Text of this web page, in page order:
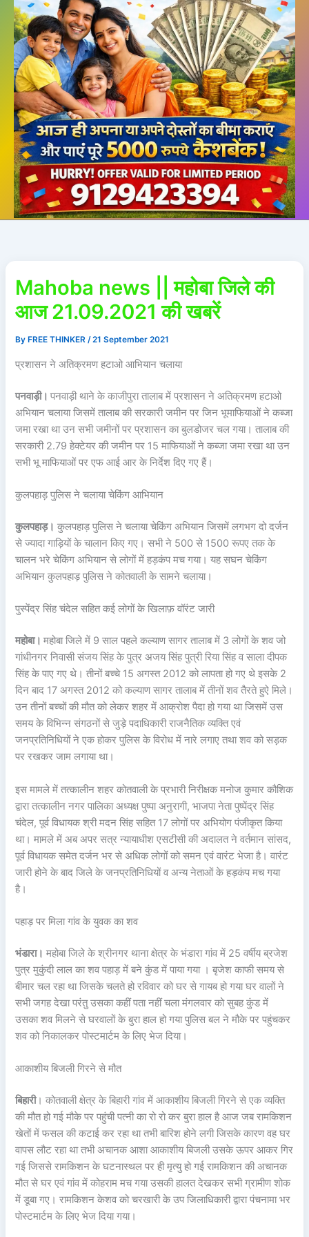
Mahoba news || महोबा जिले की
आज 21.09.2021 की खबरें
By FREE THINKER/21 September 2021
प्रशासन ने अतिक्रमण हटाओ आभियान चलाया
पनवाड़ी।पनवाड़ी थाने के काजीपुरा तालाब में प्रशासन ने अतिक्रमण हटाओ
अभियान चलाया जिसमें तालाब की सरकारी जमीन पर जिन भूमाफियाओं ने कब्जा
जमा रखा था उन सभी जमीनों पर प्रशासन का बुलडोजर चल गया। तालाब की
सरकारी 2.79 हेक्टेयर की जमीन पर 15 माफियाओं ने कब्जा जमा रखा था उन
सभी भू माफियाओं पर एफ आई आर के निर्देश दिए गए हैं।
कुलपहाड़ पुलिस ने चलाया चेकिंग आभियान
कुलपहाड़। कुलपहाड़ पुलिस ने चलाया चेकिंग अभियान जिसमें लगभग दो दर्जन
से ज्यादा गाड़ियों के चालान किए गए। सभी ने 500 से 1500 रूपए तक के
चालन भरे चेकिंग अभियान से लोगों में हड़कंप मच गया। यह सघन चेकिंग
अभियान कुलपहाड़ पुलिस ने कोतवाली के सामने चलाया।
पुस्पेंद्र सिंह चंदेल सहित कई लोगों के खिलाफ़ वॉरंट जारी
महोबा।महोबा जिले में 9 साल पहले कल्याण सागर तालाब में 3 लोगों के शव जो
गांधीनगर निवासी संजय सिंह के पुत्र अजय सिंह पुत्री रिया सिंह व साला दीपक
सिंह के पाए गए थे। तीनों बच्चे 15 अगस्त 2012 को लापता हो गए थे इसके 2
दिन बाद 17 अगस्त 2012 को कल्याण सागर तालाब में तीनों शव तैरते हुऐ मिले।
उन तीनों बच्चों की मौत को लेकर शहर में आक्रोश पैदा हो गया था जिसमें उस
समय के विभिन्न संगठनों से जुड़े पदाधिकारी राजनैतिक व्यक्ति एवं
जनप्रतिनिधियों ने एक होकर पुलिस के विरोध में नारे लगाए तथा शव को सड़क
पर रखकर जाम लगाया था।
इस मामले में तत्कालीन शहर कोतवाली के प्रभारी निरीक्षक मनोज कुमार कौशिक
द्वारा तत्कालीन नगर पालिका अध्यक्ष पुष्पा अनुरागी, भाजपा नेता पुष्पेंद्र सिंह
चंदेल, पूर्व विधायक श्री मदन सिंह सहित 17 लोगों पर अभियोग पंजीकृत किया
था। मामले में अब अपर सत्र न्यायाधीश एसटीसी की अदालत ने वर्तमान सांसद,
पूर्व विधायक समेत दर्जन भर से अधिक लोगों को समन एवं वारंट भेजा है। वारंट
जारी होने के बाद जिले के जनप्रतिनिधियों व अन्य नेताओं के हड़कंप मच गया
है।
पहाड़ पर मिला गांव के युवक का शव
भंडारा। महोबा जिले के श्रीनगर थाना क्षेत्र के भंडारा गांव में 25 वर्षीय ब्रजेश
पुत्र मुकुंदी लाल का शव पहाड़ में बने कुंड में पाया गया । बृजेश काफी समय से
बीमार चल रहा था जिसके चलते हो रविवार को घर से गायब हो गया घर वालों ने
सभी जगह देखा परंतु उसका कहीं पता नहीं चला मंगलवार को सुबह कुंड में
उसका शव मिलने से घरवालों के बुरा हाल हो गया पुलिस बल ने मौके पर पहुंचकर
शव को निकालकर पोस्टमार्टम के लिए भेज दिया।
आकाशीय बिजली गिरने से मौत
बिहारी। कोतवाली क्षेत्र के बिहारी गांव में आकाशीय बिजली गिरने से एक व्यक्ति
की मौत हो गई मौके पर पहुंची पत्नी का रो रो कर बुरा हाल है आज जब रामकिशन
खेतों में फसल की कटाई कर रहा था तभी बारिश होने लगी जिसके कारण वह घर
वापस लौट रहा था तभी अचानक आशा आकाशीय बिजली उसके ऊपर आकर गिर
गई जिससे रामकिशन के घटनास्थल पर ही मृत्यु हो गई रामकिशन की अचानक
मौत से घर एवं गांव में कोहराम मच गया उसकी हालत देखकर सभी ग्रामीण शोक
में डूबा गए। रामकिशन केशव को चरखारी के उप जिलाधिकारी द्वारा पंचनामा भर
पोस्टमार्टम के लिए भेज दिया गया।